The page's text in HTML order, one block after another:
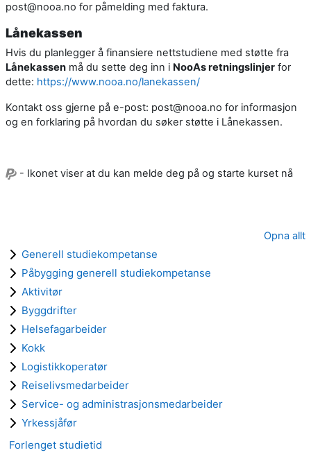
post@nooa.no for påmelding med faktura.
Lånekassen
Hvis du planlegger å finansiere nettstudiene med støtte fra
Lånekassen må du sette deg inn i NooAs retningslinjer for
dette: https://www.nooa.no/lanekassen/
Kontakt oss gjerne på e-post: post@nooa.no for informasjon
og en forklaring på hvordan du søker støtte i Lånekassen.
- Ikonet viser at du kan melde deg på og starte kurset nå
Opna allt
Generell studiekompetanse
Påbygging generell studiekompetanse
Aktivitør
Byggdrifter
Helsefagarbeider
Kokk
Logistikkoperatør
Reiselivsmedarbeider
Service- og administrasjonsmedarbeider
Yrkessjåfør
Forlenget studietid